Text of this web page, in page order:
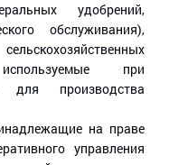
удобрений,
обслуживания),
при
для производства
на праве
управления